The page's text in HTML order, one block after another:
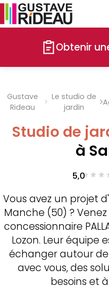
Obtenir
Gustave
Rideau
Le studio de
jardin
Studio de
à
5,0
Vous avez un projet
Manche (50) ?
concessionnaire
Lozon. Leur équipe
échanger autour
avec vous, des
besoins et